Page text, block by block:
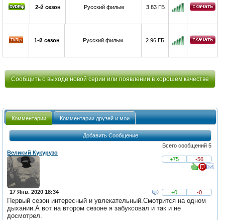
2-й сезон Русский фильм 3.83 ГБ
1-й сезон Русский фильм 2.96 ГБ
Сообщить о выходе новой серии или появлении в хорошем качестве
Комментарии Комментарии друзей и мои
Добавить Сообщение
Всего сообщений 5
Великий Кукурузо
+75
-56
17 Янв. 2020 18:34 +0 -0
Первый сезон интересный и увлекательный.Смотрится на одном
дыхании.А вот на втором сезоне я забуксовал и так и не
досмотрел.